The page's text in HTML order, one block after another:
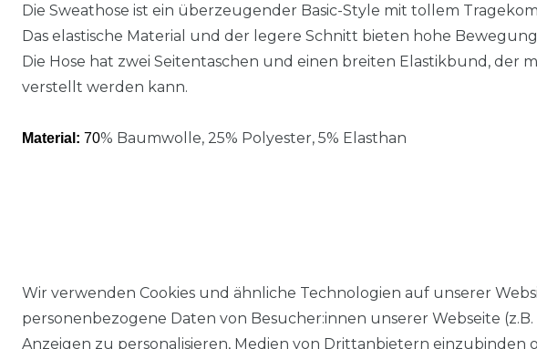
Die Sweathose ist ein überzeugender Basic-Style mit tollem
Das elastische Material und der legere Schnitt bieten hohe
Die Hose hat zwei Seitentaschen und einen breiten Elastikbund, der
verstellt werden kann.
Material: 70% Baumwolle, 25% Polyester, 5% Elasthan
Wir verwenden Cookies und ähnliche Technologien auf unserer
personenbezogene Daten von Besucher:innen unserer Webseite
Anzeigen zu personalisieren, Medien von Drittanbietern einzubinden